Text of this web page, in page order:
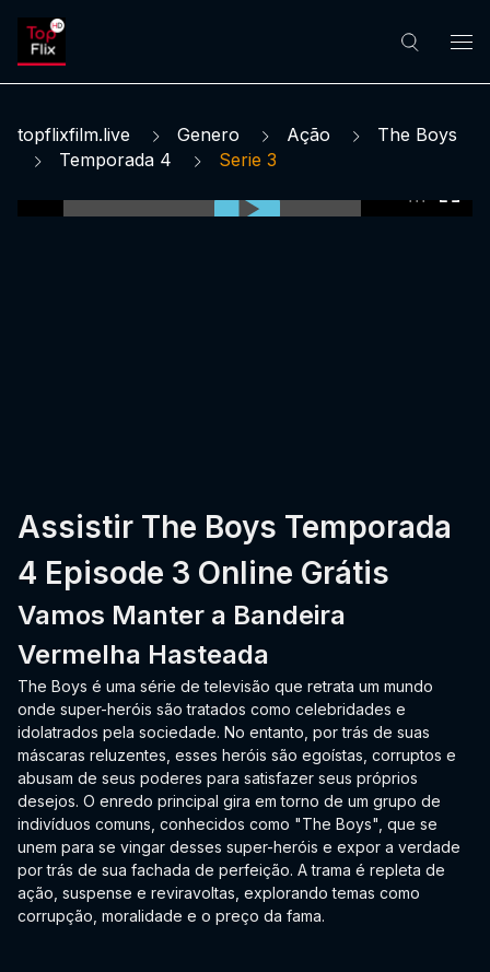
topflixfilm.live Genero Ação
The Boys
Temporada 4
Serie 3
Assistir The Boys Temporada
4 Episode 3 Online Grátis
Vamos Manter a Bandeira
Vermelha Hasteada
The Boys é uma série de televisão que retrata um mundo
onde super-heróis são tratados como celebridades e
idolatrados pela sociedade. No entanto, por trás de suas
máscaras reluzentes, esses heróis são egoístas, corruptos e
abusam de seus poderes para satisfazer seus próprios
desejos. O enredo principal gira em torno de um grupo de
indivíduos comuns, conhecidos como "The Boys", que se
unem para se vingar desses super-heróis e expor a verdade
por trás de sua fachada de perfeição. A trama é repleta de
ação, suspense e reviravoltas, explorando temas como
corrupção, moralidade e o preço da fama.